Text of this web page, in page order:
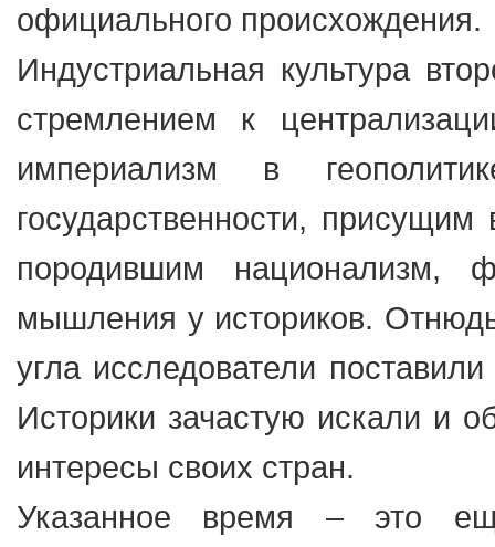
официального происхождения.
Индустриальная культура
стремлением к
империализм в
государственности,
породившим национализм,
мышления у историков.
угла исследователи
Историки зачастую искали и
интересы своих стран.
Указанное время – это